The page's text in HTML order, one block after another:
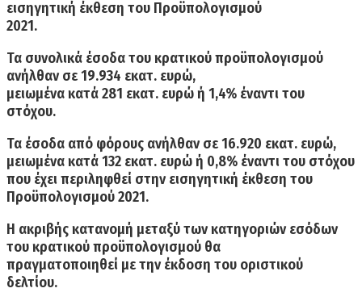
εισηγητική έκθεση του Προϋπολογισμού
2021.
Τα συνολικά έσοδατου κρατικού προϋπολογισμού
ανήλθαν σε19.934 εκατ. ευρώ,
μειωμένα κατά 281 εκατ. ευρώ ή 1,4% έναντι του
στόχου.
Τα έσοδα από φόρους ανήλθαν σε 16.920 εκατ. ευρώ,
μειωμένα κατά 132 εκατ. ευρώ ή 0,8% έναντι του στόχου
που έχει περιληφθεί στην εισηγητική έκθεση του
Προϋπολογισμού 2021.
Η ακριβής κατανομή μεταξύ των κατηγοριών εσόδων
του κρατικού προϋπολογισμού θα
πραγματοποιηθεί με την έκδοση του οριστικού
δελτίου.